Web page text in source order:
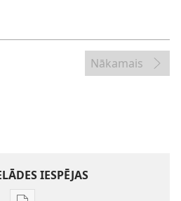
Nākamais
IESPĒJAS